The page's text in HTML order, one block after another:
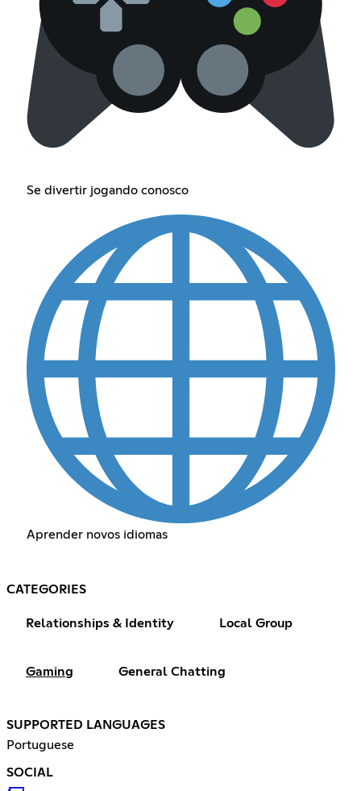
Se divertir jogando conosco
Aprender novos idiomas
CATEGORIES
Relationships & Identity Local Group
Gaming General Chatting
SUPPORTED LANGUAGES
Portuguese
SOCIAL